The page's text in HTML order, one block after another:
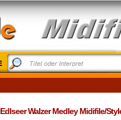
Edlseer Walzer Medley Midifile/